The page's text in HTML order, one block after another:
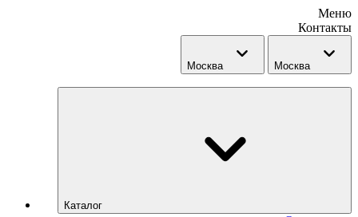
Меню
Контакты
Москва Москва
Каталог